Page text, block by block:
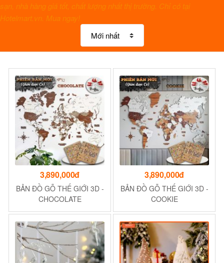
sạn, nhà hàng giá tốt, chất lượng nhất thị trường. Chỉ có tại
Hotelmart.vn. Mua ngay!
3,890,000đ
BẢN ĐỒ GỖ THẾ GIỚI 3D -
CHOCOLATE
3,890,000đ
BẢN ĐỒ GỖ THẾ GIỚI 3D -
COOKIE